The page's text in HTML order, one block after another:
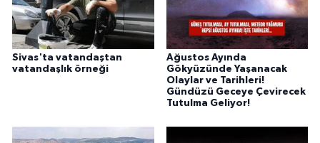
Sivas'ta vatandaştan
vatandaşlık örneği
Ağustos Ayında
Gökyüzünde Yaşanacak
Olaylar ve Tarihleri!
Gündüzü Geceye Çevirecek
Tutulma Geliyor!